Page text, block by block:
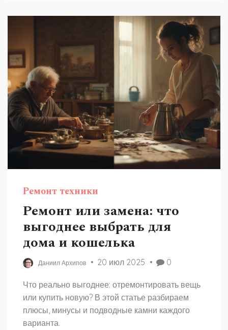
Ремонт техники
Ремонт или замена: что
выгоднее выбрать для
дома и кошелька
Даниил Архипов 20 июл 2025 0
Что реально выгоднее: отремонтировать вещь
или купить новую? В этой статье разбираем
плюсы, минусы и подводные камни каждого
варианта.